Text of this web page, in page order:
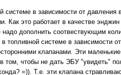
системе в зависимости от давления
это работает в качестве
дополнить соотвествующим
системе в зависимости
клапанами. Эти
чтобы не дать ЭБУ "увидеть"
=)). Т.е. эти клапана